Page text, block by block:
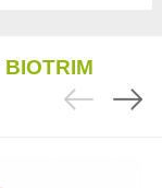
BIOTRIM